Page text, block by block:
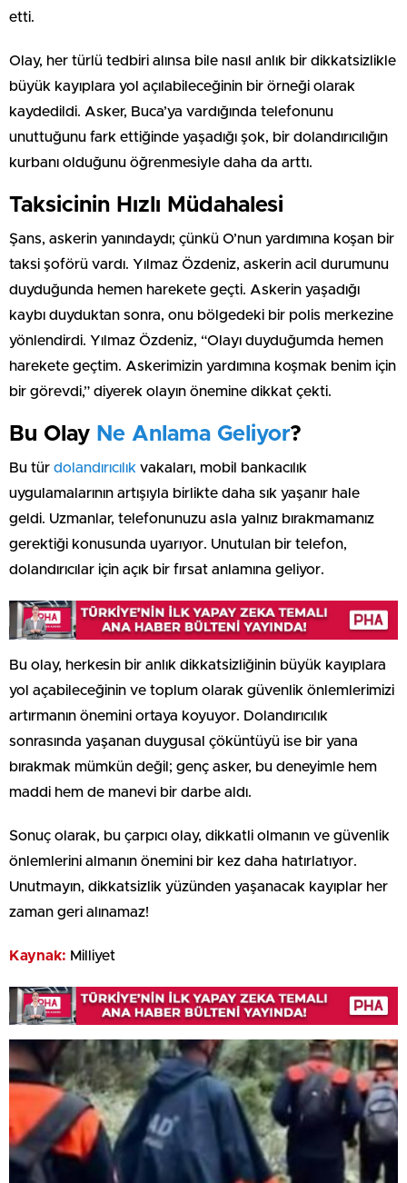
etti.
Olay, her türlü tedbiri alınsa bile nasıl anlık bir dikkatsizlikle
büyük kayıplara yol açılabileceğinin bir örneği olarak
kaydedildi. Asker, Buca’ya vardığında telefonunu
unuttuğunu fark ettiğinde yaşadığı şok, bir dolandırıcılığın
kurbanı olduğunu öğrenmesiyle daha da arttı.
Taksicinin Hızlı Müdahalesi
Şans, askerin yanındaydı; çünkü O’nun yardımına koşan bir
taksi şoförü vardı. Yılmaz Özdeniz, askerin acil durumunu
duyduğunda hemen harekete geçti. Askerin yaşadığı
kaybı duyduktan sonra, onu bölgedeki bir polis merkezine
yönlendirdi. Yılmaz Özdeniz, “Olayı duyduğumda hemen
harekete geçtim. Askerimizin yardımına koşmak benim için
bir görevdi,” diyerek olayın önemine dikkat çekti.
Bu Olay Ne Anlama Geliyor?
Bu tür dolandırıcılık vakaları, mobil bankacılık
uygulamalarının artışıyla birlikte daha sık yaşanır hale
geldi. Uzmanlar, telefonunuzu asla yalnız bırakmamanız
gerektiği konusunda uyarıyor. Unutulan bir telefon,
dolandırıcılar için açık bir fırsat anlamına geliyor.
Bu olay, herkesin bir anlık dikkatsizliğinin büyük kayıplara
yol açabileceğinin ve toplum olarak güvenlik önlemlerimizi
artırmanın önemini ortaya koyuyor. Dolandırıcılık
sonrasında yaşanan duygusal çöküntüyü ise bir yana
bırakmak mümkün değil; genç asker, bu deneyimle hem
maddi hem de manevi bir darbe aldı.
Sonuç olarak, bu çarpıcı olay, dikkatli olmanın ve güvenlik
önlemlerini almanın önemini bir kez daha hatırlatıyor.
Unutmayın, dikkatsizlik yüzünden yaşanacak kayıplar her
zaman geri alınamaz!
Kaynak: Milliyet